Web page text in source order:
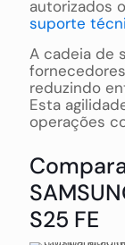
autorizados
suporte
A cadeia de
reduzindo
Esta
operações
S25 FE